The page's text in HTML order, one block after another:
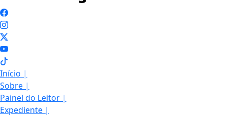
Início |
Sobre |
Painel do Leitor |
Expediente |